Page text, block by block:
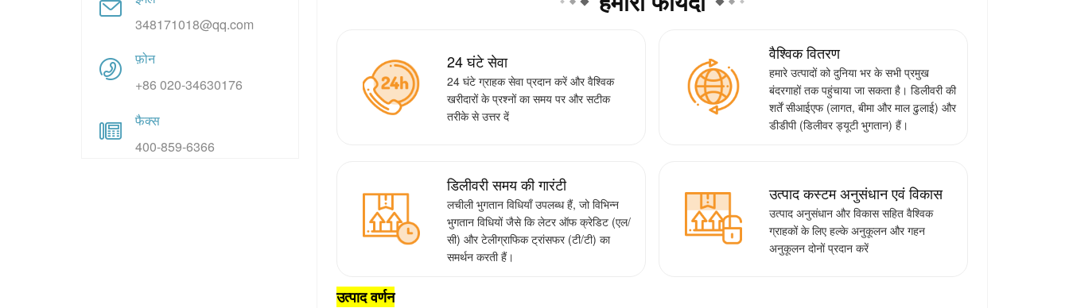
348171018@qq.com
फ़ोन
+86 020-34630176
फैक्स
400-859-6366
24 घंटे सेवा
24 घंटे ग्राहक सेवा प्रदान करें और वैश्विक
खरीदारों के प्रश्नों का समय पर और सटीक
तरीके से उत्तर दें
वैश्विक वितरण
हमारे उत्पादों को दुनिया भर के सभी प्रमुख
बंदरगाहों तक पहुंचाया जा सकता है। डिलीवरी की
शर्तें सीआईएफ (लागत, बीमा और माल ढुलाई) और
डीडीपी (डिलीवर ड्यूटी भुगतान) हैं।
डिलीवरी समय की गारंटी
लचीली भुगतान विधियाँ उपलब्ध हैं, जो विभिन्न
भुगतान विधियों जैसे कि लेटर ऑफ क्रेडिट (एल/
सी) और टेलीग्राफिक ट्रांसफर (टी/टी) का
समर्थन करती हैं।
उत्पाद कस्टम अनुसंधान एवं विकास
उत्पाद अनुसंधान और विकास सहित वैश्विक
ग्राहकों के लिए हल्के अनुकूलन और गहन
अनुकूलन दोनों प्रदान करें
उत्पाद वर्णन